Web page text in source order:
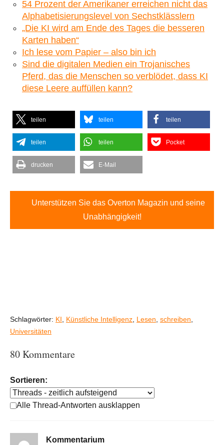
54 Prozent der Amerikaner erreichen nicht das
Alphabetisierungslevel von Sechstklässlern
„Die KI wird am Ende des Tages die besseren
Karten haben“
Ich lese vom Papier – also bin ich
Sind die digitalen Medien ein Trojanisches
Pferd, das die Menschen so verblödet, dass KI
diese Leere auffüllen kann?
teilen teilen teilen
teilen teilen Pocket
drucken E-Mail
Unterstützen Sie das Overton Magazin und seine
Unabhängigkeit!
Schlagwörter: KI, Künstliche Intelligenz, Lesen, schreiben,
Universitäten
80 Kommentare
Sortieren:
Alle Thread-Antworten ausklappen
Kommentarium